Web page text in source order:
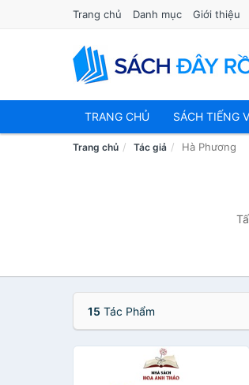
Trang chủ Danh mục Giới thiệu
TRANG CHỦ SÁCH TIẾNG
Trang chủ Tác giả Hà Phương
15 Tác Phẩm